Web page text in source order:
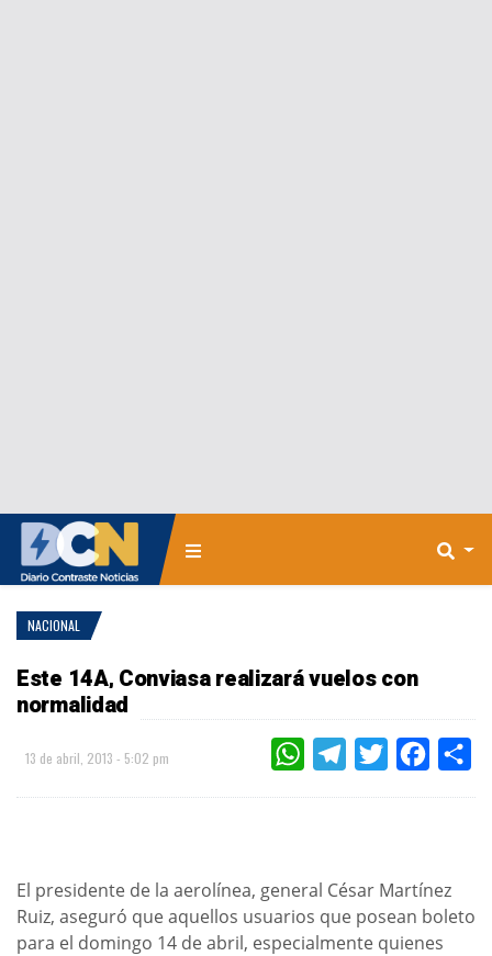
NACIONAL
Este 14A, Conviasa realizará vuelos con
normalidad
13 de abril, 2013 - 5:02 pm WHATSAPPTELEGRAMTWITTER
El presidente de la aerolínea, general César Martínez
Ruiz, aseguró que aquellos usuarios que posean boleto
para el domingo 14 de abril, especialmente quienes